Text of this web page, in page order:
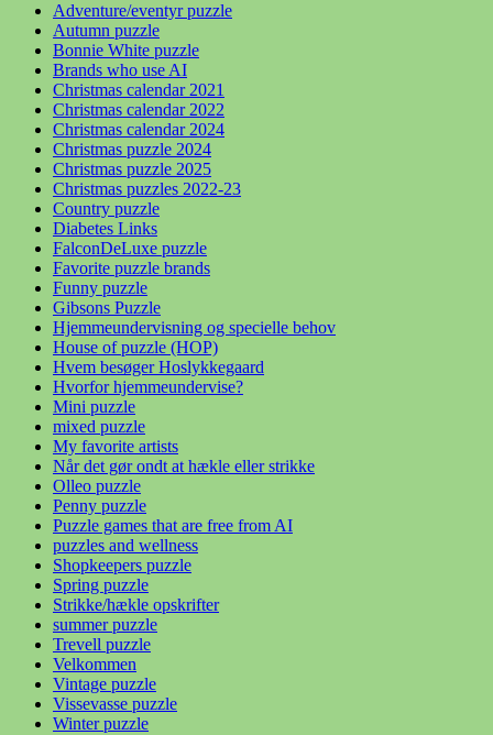
Adventure/eventyr puzzle
Autumn puzzle
Bonnie White puzzle
Brands who use AI
Christmas calendar 2021
Christmas calendar 2022
Christmas calendar 2024
Christmas puzzle 2024
Christmas puzzle 2025
Christmas puzzles 2022-23
Country puzzle
Diabetes Links
FalconDeLuxe puzzle
Favorite puzzle brands
Funny puzzle
Gibsons Puzzle
Hjemmeundervisning og specielle behov
House of puzzle (HOP)
Hvem besøger Hoslykkegaard
Hvorfor hjemmeundervise?
Mini puzzle
mixed puzzle
My favorite artists
Når det gør ondt at hækle eller strikke
Olleo puzzle
Penny puzzle
Puzzle games that are free from AI
puzzles and wellness
Shopkeepers puzzle
Spring puzzle
Strikke/hækle opskrifter
summer puzzle
Trevell puzzle
Velkommen
Vintage puzzle
Vissevasse puzzle
Winter puzzle